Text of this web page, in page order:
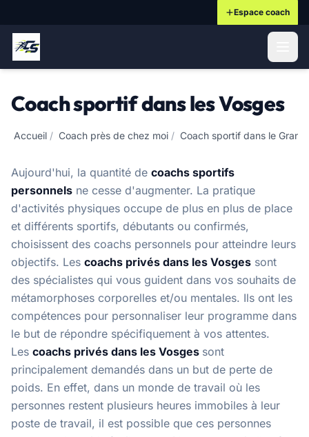
Espace coach
Coach sportif dans les Vosges
Accueil / Coach près de chez moi / Coach sportif dans le
Aujourd'hui, la quantité de coachs sportifs
personnels ne cesse d'augmenter. La pratique
d'activités physiques occupe de plus en plus de place
et différents sportifs, débutants ou confirmés,
choisissent des coachs personnels pour atteindre leurs
objectifs. Les coachs privés dans les Vosges sont
des spécialistes qui vous guident dans vos souhaits de
métamorphoses corporelles et/ou mentales. Ils ont les
compétences pour personnaliser leur programme dans
le but de répondre spécifiquement à vos attentes.
Les coachs privés dans les Vosges sont
principalement demandés dans un but de perte de
poids. En effet, dans un monde de travail où les
personnes restent plusieurs heures immobiles à leur
poste de travail, il est possible que ces personnes